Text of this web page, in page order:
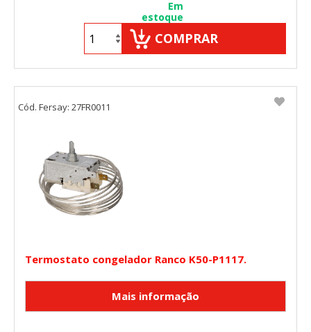
Em
estoque
COMPRAR
Termostato congelador Ranco K50-P1117.
Cód. Fersay: 27FR0011